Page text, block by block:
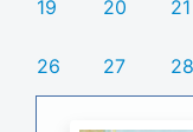
19 20 21
26 27 28